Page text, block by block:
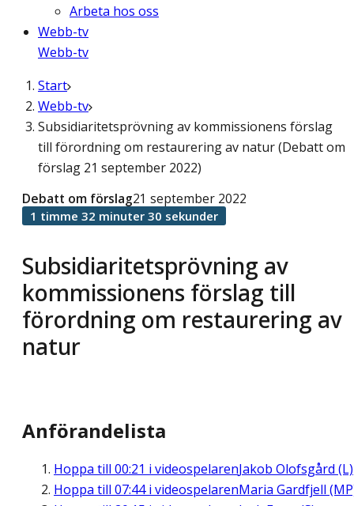
Arbeta hos oss
Webb-tv
Webb-tv
Start
Webb-tv
Subsidiaritetsprövning av kommissionens förslag
till förordning om restaurering av natur (Debatt om
förslag 21 september 2022)
Subsidiaritetsprövning av
kommissionens förslag till
förordning om restaurering av
natur
Debatt om förslag21 september 2022
1 timme 32 minuter 30 sekunder
Anförandelista
Hoppa till 00:21 i videospelarenJakob Olofsgård (L)
Hoppa till 07:44i videospelarenMaria Gardfjell